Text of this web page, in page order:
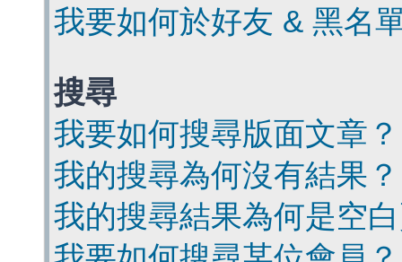
我要如何於好友 & 黑名
搜尋
我要如何搜尋版面文章？
我的搜尋為何沒有結果？
我的搜尋結果為何是空